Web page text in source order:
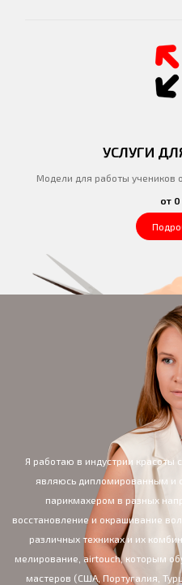
УСЛУГИ
Модели для работы учеников
от 0
Я работаю в индустрии
являюсь дипломированным и
парикмахером в разных
восстановление и окрашивание
различных техниках и их
мелирование, airtouch, которым
мастеров (США, Португалия,